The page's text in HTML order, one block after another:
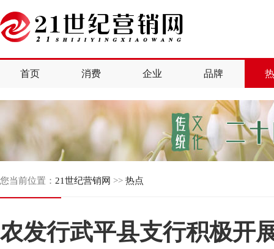
首页 消费 企业 品牌
您当前位置： 21世纪营销网 >> 热点
农发行武平县支行积极开